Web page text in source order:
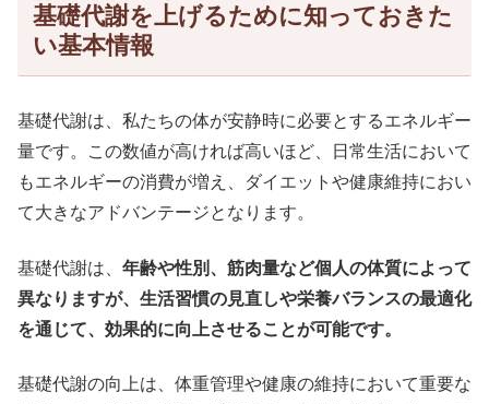
基礎代謝を上げるために知っておきた
い基本情報
基礎代謝は、私たちの体が安静時に必要とするエネルギー
量です。この数値が高ければ高いほど、日常生活において
もエネルギーの消費が増え、ダイエットや健康維持におい
て大きなアドバンテージとなります。
基礎代謝は、 年齢や性別、筋肉量など個人の体質によって
異なりますが、生活習慣の見直しや栄養バランスの最適化
を通じて、効果的に向上させることが可能です。
基礎代謝の向上は、体重管理や健康の維持において重要な